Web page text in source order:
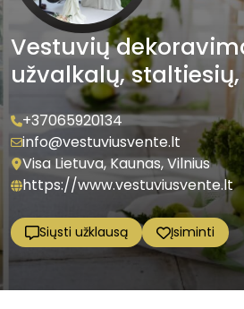
Vestuvių
užvalkalų,
+37065920134
info@vestuviusvente.lt
Visa Lietuva, Kaunas, Vilnius
https://www.vestuviusvente.lt
Siųsti užklausą Įsiminti